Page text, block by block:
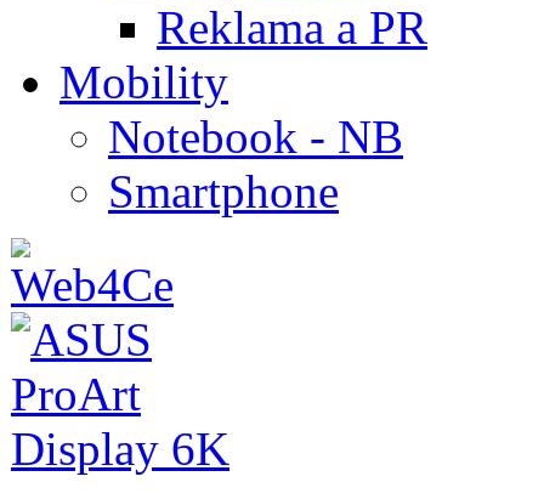
Reklama a PR
Mobility
Notebook - NB
Smartphone